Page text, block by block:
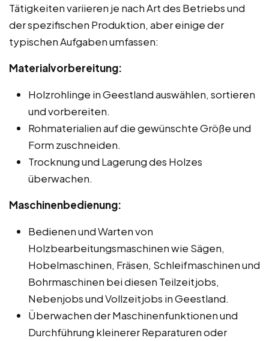
Tätigkeiten variieren je nach Art des Betriebs und
der spezifischen Produktion, aber einige der
typischen Aufgaben umfassen:
Materialvorbereitung:
Holzrohlinge in Geestland auswählen, sortieren
und vorbereiten.
Rohmaterialien auf die gewünschte Größe und
Form zuschneiden.
Trocknung und Lagerung des Holzes
überwachen.
Maschinenbedienung:
Bedienen und Warten von
Holzbearbeitungsmaschinen wie Sägen,
Hobelmaschinen, Fräsen, Schleifmaschinen und
Bohrmaschinen bei diesen Teilzeitjobs,
Nebenjobs und Vollzeitjobs in Geestland.
Überwachen der Maschinenfunktionen und
Durchführung kleinerer Reparaturen oder